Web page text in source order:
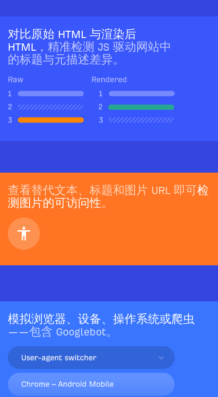
对比原始 HTML 与渲染后
HTML ，精准检测 JS 驱动网站中
的标题与元描述差异。
查看替代文本、标题和图片 URL 即可 检
测图片的可访问性。
模拟浏览器、设备、操作系统或爬虫
——包含 Googlebot。